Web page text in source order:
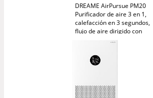
DREAME AirPursue PM20
Purificador de aire 3 en 1,
calefacción en 3 segundos,
flujo de aire dirigido con
cobertura de 120°, limpia
filtración del 99,97% y 7
sensores inteligentes